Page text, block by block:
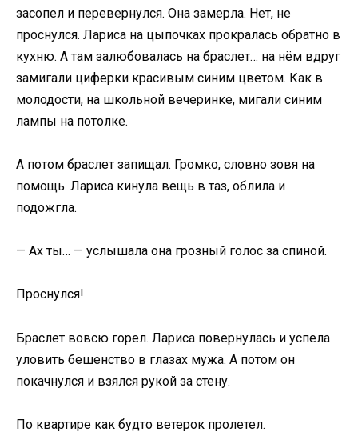
засопел и перевернулся. Она замерла. Нет, не
проснулся. Лариса на цыпочках прокралась обратно в
кухню. А там залюбовалась на браслет… на нём вдруг
замигали циферки красивым синим цветом. Как в
молодости, на школьной вечеринке, мигали синим
лампы на потолке.
А потом браслет запищал. Громко, словно зовя на
помощь. Лариса кинула вещь в таз, облила и
подожгла.
— Ах ты… — услышала она грозный голос за спиной.
Проснулся!
Браслет вовсю горел. Лариса повернулась и успела
уловить бешенство в глазах мужа. А потом он
покачнулся и взялся рукой за стену.
По квартире как будто ветерок пролетел.